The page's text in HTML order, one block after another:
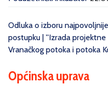
Odluka o izboru
postupku | ''Izrada
Vranačkog potoka i potoka
Općinska uprava